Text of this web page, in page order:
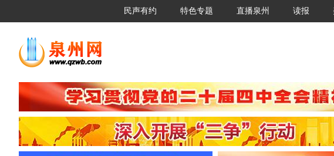
民声有约 特色专题 直播泉州 读报